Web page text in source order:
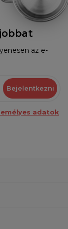
az e-
Bejelentkezni
adatok